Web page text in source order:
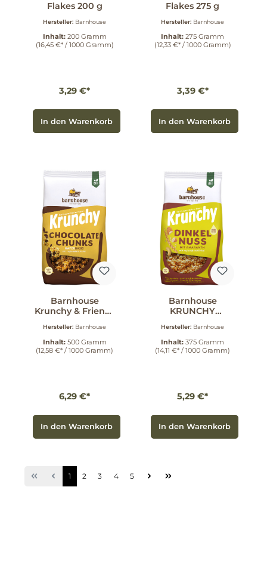
Flakes 200 g
Hersteller: Barnhouse
Inhalt: 200 Gramm
(16,45 €* / 1000 Gramm)
3,29 €*
In den Warenkorb
Flakes 275 g
Hersteller: Barnhouse
Inhalt: 275 Gramm
(12,33 €* / 1000 Gramm)
3,39 €*
In den Warenkorb
Barnhouse
Krunchy & Friends
500 g
Hersteller: Barnhouse
Inhalt: 500 Gramm
(12,58 €* / 1000 Gramm)
6,29 €*
In den Warenkorb
Barnhouse
KRUNCHY
DINKEL-NUSS 375
g
Hersteller: Barnhouse
Inhalt: 375 Gramm
(14,11 €* / 1000 Gramm)
5,29 €*
In den Warenkorb
1 2 3 4 5